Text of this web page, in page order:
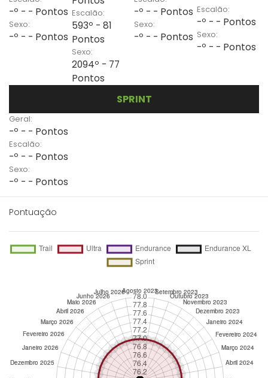
-º - - Pontos
Sexo:
-º - - Pontos
Escalão:
593º - 81
Pontos
Sexo:
2094º - 77
Pontos
-º - - Pontos
Sexo:
-º - - Pontos
Escalão:
-º - - Pontos
Sexo:
-º - - Pontos
SPRINT
Geral:
-º - - Pontos
Escalão:
-º - - Pontos
Sexo:
-º - - Pontos
Pontuação